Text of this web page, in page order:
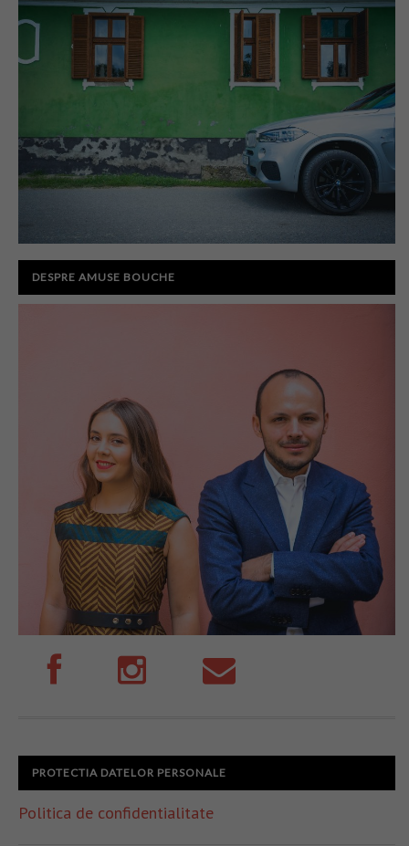
DESPRE AMUSE BOUCHE
PROTECTIA DATELOR PERSONALE
Politica de confidentialitate